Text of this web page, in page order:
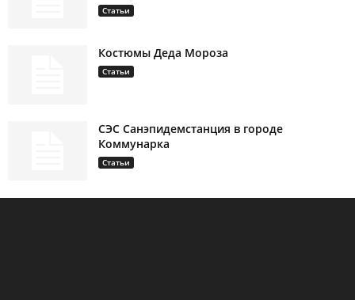
Статьи
Костюмы Деда Мороза
Статьи
СЭС Санэпидемстанция в городе
Коммунарка
Статьи